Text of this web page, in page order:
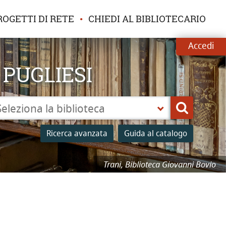
DI RETE CHIEDI AL BIBLIOTECARIO
Accedi
Trani, Biblioteca Giovanni Bovio
Cerca
Ricerca avanzata Guida al catalogo